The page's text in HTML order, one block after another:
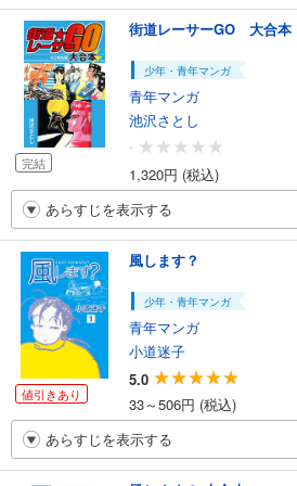
完結
街道レーサーGO 大合
少年・青年マンガ
青年マンガ
池沢さとし
-
1,320円 (税込)
あらすじを表示する
値引きあり
風します？
少年・青年マンガ
青年マンガ
小道迷子
5.0
33～506円 (税込)
あらすじを表示する